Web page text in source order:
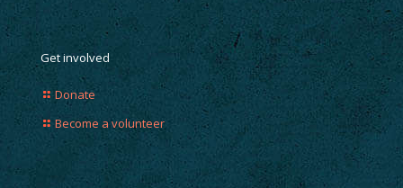
Get involved
Donate
Become a volunteer